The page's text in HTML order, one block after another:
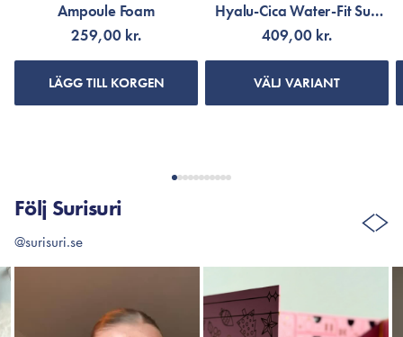
Ampoule Foam
259,00 kr.
LÄGG TILL KORGEN
Hyalu-Cica Water-Fit Sun
Cream SPF50+ PA++++
409,00 kr.
VÄLJ VARIANT
Följ Surisuri
@surisuri.se